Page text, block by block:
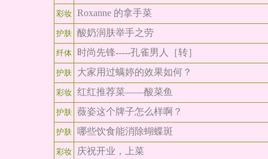
彩妆 Roxanne 的拿手菜
护肤 酸奶润肤举手之劳
纤体 时尚先锋-----孔雀男人［转］
护肤 大家用过螨婷的效果如何？
彩妆 红红推荐菜——酸菜鱼
护肤 薇姿这个牌子怎么样啊？
护肤 哪些饮食能消除蝴蝶斑
彩妆 庆祝开业，上菜